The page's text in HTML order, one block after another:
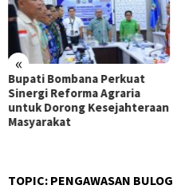
«
Bupati Bombana Perkuat
Sinergi Reforma Agraria
untuk Dorong Kesejahteraan
Masyarakat
TOPIC: PENGAWASAN BULOG